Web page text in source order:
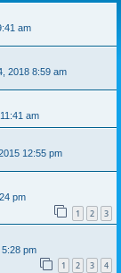
am
2018 8:59 am
am
12:55 pm
pm
1 2 3
pm
1 2 3 4